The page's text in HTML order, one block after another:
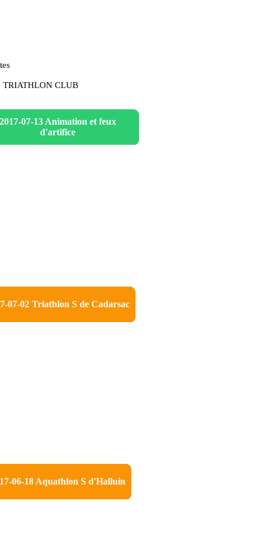
TRIATHLON CLUB
2017-07-13 Animation et feux
d'artifice
07-02 Triathlon S de Cadarsac
06-18 Aquathlon S d'Halluin